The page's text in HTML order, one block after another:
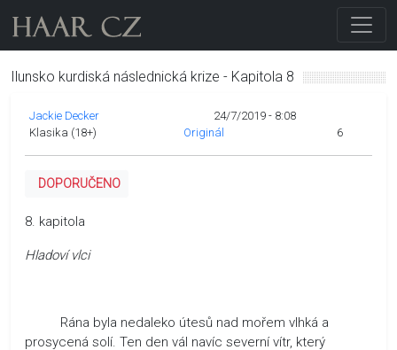
Ilunsko kurdiská následnická krize - Kapitola 8
Jackie Decker
24/7/2019 - 8:08
Klasika (18+)
Originál 6
DOPORUČENO
8. kapitola
Hladoví vlci
Rána byla nedaleko útesů nad mořem vlhká a
prosycená solí. Ten den vál navíc severní vítr, který